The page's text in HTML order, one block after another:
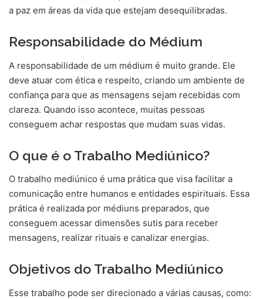
a paz em áreas da vida que estejam desequilibradas.
Responsabilidade do Médium
A responsabilidade de um médium é muito grande. Ele
deve atuar com ética e respeito, criando um ambiente de
confiança para que as mensagens sejam recebidas com
clareza. Quando isso acontece, muitas pessoas
conseguem achar respostas que mudam suas vidas.
O que é o Trabalho Mediúnico?
O trabalho mediúnico é uma prática que visa facilitar a
comunicação entre humanos e entidades espirituais. Essa
prática é realizada por médiuns preparados, que
conseguem acessar dimensões sutis para receber
mensagens, realizar rituais e canalizar energias.
Objetivos do Trabalho Mediúnico
Esse trabalho pode ser direcionado a várias causas, como: